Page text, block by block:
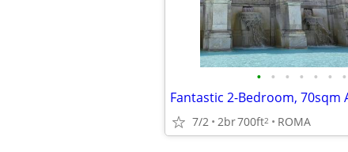
• • • • • • •
7/2 2br700ft2 ROMA